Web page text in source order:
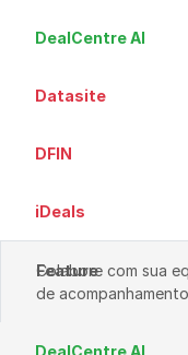
Colabore com sua
de